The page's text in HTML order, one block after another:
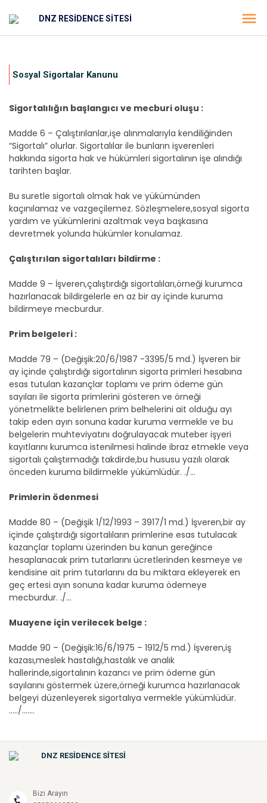
DNZ RESİDENCE SİTESİ
Sosyal Sigortalar Kanunu
Sigortalılığın başlangıcı ve mecburi oluşu :
Madde 6 – Çalıştırılanlar,işe alınmalarıyla kendiliğinden
“Sigortalı” olurlar. Sigortalılar ile bunların işverenleri
hakkında sigorta hak ve hükümleri sigortalının işe alındığı
tarihten başlar.
Bu suretle sigortalı olmak hak ve yükümünden
kaçınılamaz ve vazgeçilemez. Sözleşmelere,sosyal sigorta
yardım ve yükümlerini azaltmak veya başkasına
devretmek yolunda hükümler konulamaz.
Çalıştırılan sigortalıları bildirme :
Madde 9 – İşveren,çalıştırdığı sigortalıları,örneği kurumca
hazırlanacak bildirgelerle en az bir ay içinde kuruma
bildirmeye mecburdur.
Prim belgeleri :
Madde 79 – (Değişik:20/6/1987 -3395/5 md.) İşveren bir
ay içinde çalıştırdığı sigortalının sigorta primleri hesabına
esas tutulan kazançlar toplamı ve prim ödeme gün
sayıları ile sigorta primlerini gösteren ve örneği
yönetmelikte belirlenen prim belhelerini ait olduğu ayı
takip eden ayın sonuna kadar kuruma vermekle ve bu
belgelerin muhteviyatını doğrulayacak muteber işyeri
kayıtlarını kurumca istenilmesi halinde ibraz etmekle veya
sigortalı çalıştırmadığı takdirde,bu hususu yazılı olarak
önceden kuruma bildirmekle yükümlüdür. ./...
Primlerin ödenmesi
Madde 80 – (Değişik 1/12/1993 – 3917/1 md.) İşveren,bir ay
içinde çalıştırdığı sigortalıların primlerine esas tutulacak
kazançlar toplamı üzerinden bu kanun gereğince
hesaplanacak prim tutarlarını ücretlerinden kesmeye ve
kendisine ait prim tutarlarını da bu miktara ekleyerek en
geç ertesi ayın sonuna kadar kuruma ödemeye
mecburdur. ./...
Muayene için verilecek belge :
Madde 90 – (Değişik:16/6/1975 – 1912/5 md.) İşveren,iş
kazası,meslek hastalığı,hastalık ve analık
hallerinde,sigortalının kazancı ve prim ödeme gün
sayılarını göstermek üzere,örneği kurumca hazırlanacak
belgeyi düzenleyerek sigortalıya vermekle yükümlüdür.
...../.......
DNZ RESİDENCE SİTESİ
Bizi Arayın